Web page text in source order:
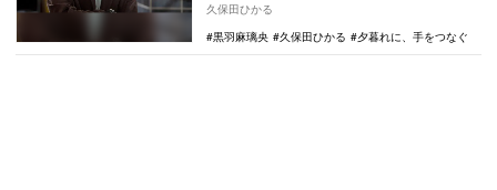
担当をしてい…
久保田ひかる
黒羽麻璃央
久保田ひかる 夕暮れに、手をつなぐ